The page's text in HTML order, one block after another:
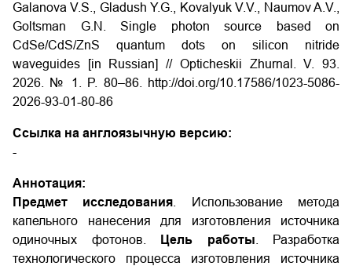
Galanova V.S., Gladush Y.G., Kovalyuk V.V., Naumov A.V.,
Goltsman G.N. Single photon source based on
CdSe/CdS/ZnS quantum dots on silicon nitride
waveguides [in Russian] // Opticheskii Zhurnal. V. 93.
2026. № 1. P. 80–86. http://doi.org/10.17586/1023-5086-
2026-93-01-80-86
Ссылка на англоязычную версию:
-
Аннотация:
Предмет исследования . Использование метода
капельного нанесения для изготовления источника
одиночных фотонов.
Цель работы . Разработка
технологического процесса изготовления источника